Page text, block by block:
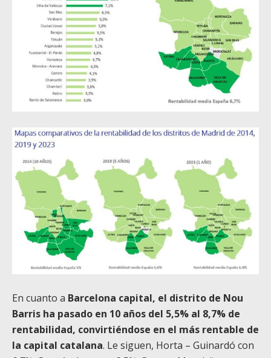
En cuanto a Barcelona capital, el distrito de Nou
Barris ha pasado en 10 años del 5,5% al 8,7% de
rentabilidad, convirtiéndose en el más rentable de
la capital catalana. Le siguen, Horta – Guinardó con